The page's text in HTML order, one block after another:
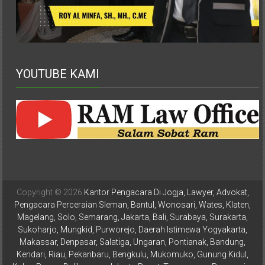
Demak,
Kudus,
Depok,
Sorong,
Papua,
Bekasi,
Pajak,
Pengacara
Perusahaan,
Kantor
YOUTUBE KAMI
Copyright © 2026 Kantor Pengacara Di Jogja, Lawyer, Advokat,
Pengacara Perceraian Sleman, Bantul, Wonosari, Wates, Klaten,
Magelang, Solo, Semarang, Jakarta, Bali, Surabaya, Surakarta,
Sukoharjo, Mungkid, Purworejo, Daerah Istimewa Yogyakarta,
Makassar, Denpasar, Salatiga, Ungaran, Pontianak, Bandung,
Kendari, Riau, Pekanbaru, Bengkulu, Mukomuko, Gunung Kidul,